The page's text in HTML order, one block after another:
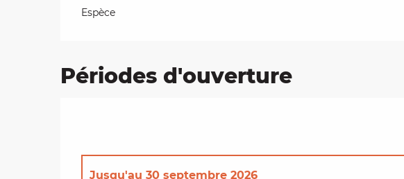
Espèce
Périodes d'ouverture
Jusqu'au 30 septembre 2026